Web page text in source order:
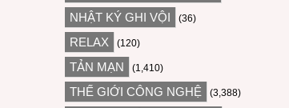
NHẬT KÝ GHI VỘI (36)
RELAX (120)
TẢN MẠN (1,410)
THẾ GIỚI CÔNG NGHỆ (3,388)